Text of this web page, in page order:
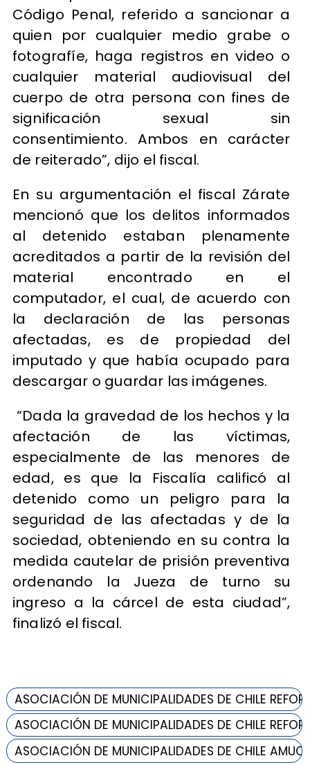
Código Penal, referido a sancionar a
quien por cualquier medio grabe o
fotografíe, haga registros en video o
cualquier material audiovisual del
cuerpo de otra persona con fines de
significación sexual sin
consentimiento. Ambos en carácter
de reiterado”, dijo el fiscal.
En su argumentación el fiscal Zárate
mencionó que los delitos informados
al detenido estaban plenamente
acreditados a partir de la revisión del
material encontrado en el
computador, el cual, de acuerdo con
la declaración de las personas
afectadas, es de propiedad del
imputado y que había ocupado para
descargar o guardar las imágenes.
“Dada la gravedad de los hechos y la
afectación de las víctimas,
especialmente de las menores de
edad, es que la Fiscalía calificó al
detenido como un peligro para la
seguridad de las afectadas y de la
sociedad, obteniendo en su contra la
medida cautelar de prisión preventiva
ordenando la Jueza de turno su
ingreso a la cárcel de esta ciudad”,
finalizó el fiscal.
ASOCIACIÓN DE MUNICIPALIDADES DE CHILE
ASOCIACIÓN DE MUNICIPALIDADES DE CHILE
ASOCIACIÓN DE MUNICIPALIDADES DE CHILE